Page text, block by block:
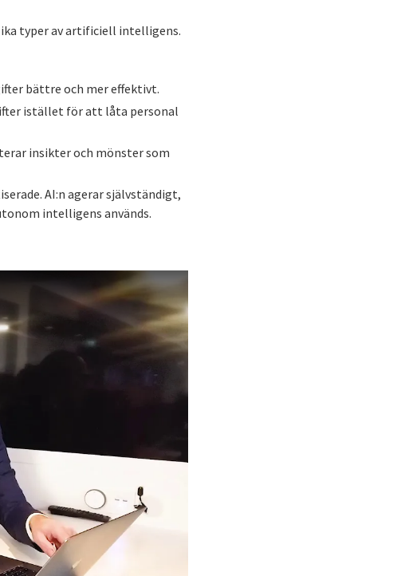
typer av artificiell intelligens.
bättre och mer effektivt.
istället för att låta personal
insikter och mönster som
AI:n agerar självständigt,
intelligens används.